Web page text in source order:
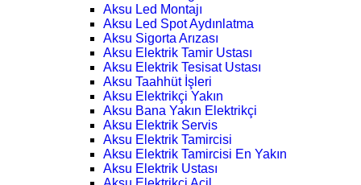
Aksu Led Montajı
Aksu Led Spot Aydınlatma
Aksu Sigorta Arızası
Aksu Elektrik Tamir Ustası
Aksu Elektrik Tesisat Ustası
Aksu Taahhüt İşleri
Aksu Elektrikçi Yakın
Aksu Bana Yakın Elektrikçi
Aksu Elektrik Servis
Aksu Elektrik Tamircisi
Aksu Elektrik Tamircisi En Yakın
Aksu Elektrik Ustası